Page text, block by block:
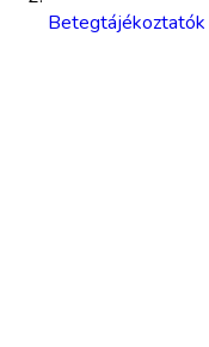
Betegtájékoztatók